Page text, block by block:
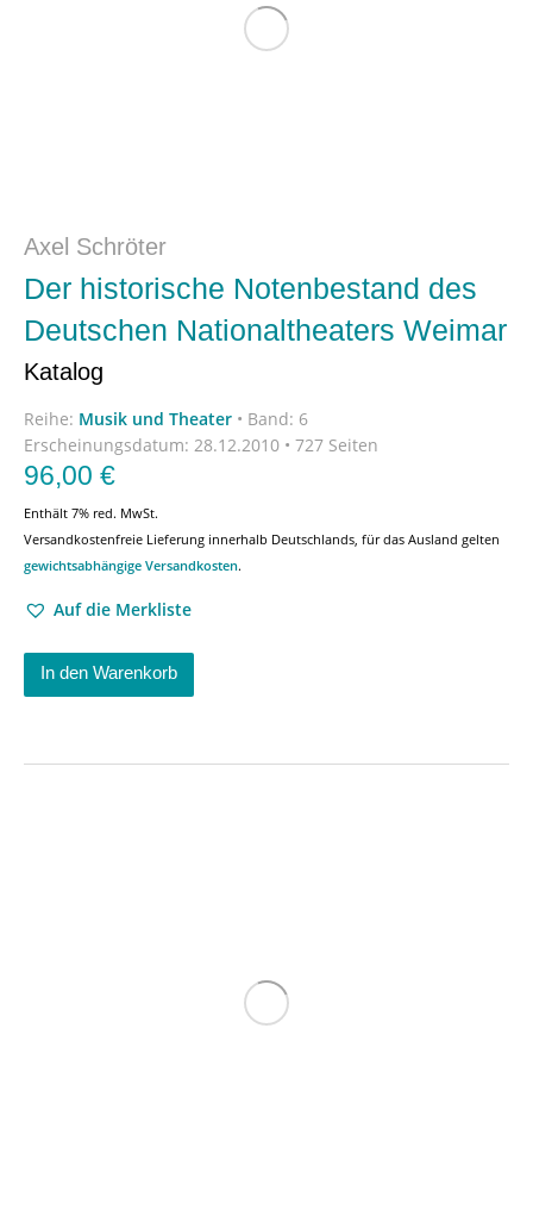
Axel Schröter
Der historische Notenbestand des
Deutschen Nationaltheaters Weimar
Katalog
Reihe: Musik und Theater • Band: 6
Erscheinungsdatum: 28.12.2010 • 727 Seiten
96,00 €
Enthält 7% red. MwSt.
Versandkostenfreie Lieferung innerhalb Deutschlands, für das Ausland gelten
gewichtsabhängige Versandkosten.
Auf die Merkliste
In den Warenkorb